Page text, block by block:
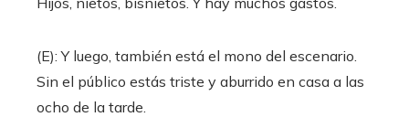
(E): Y luego, también está el mono del escenario.
Sin el público estás triste y aburrido en casa a las
ocho de la tarde.